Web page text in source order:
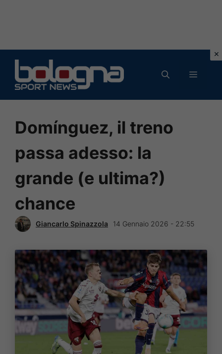
contenuto
MENU
Domínguez, il treno
passa adesso: la
grande (e ultima?)
chance
Giancarlo Spinazzola 14 Gennaio 2026 - 22:55